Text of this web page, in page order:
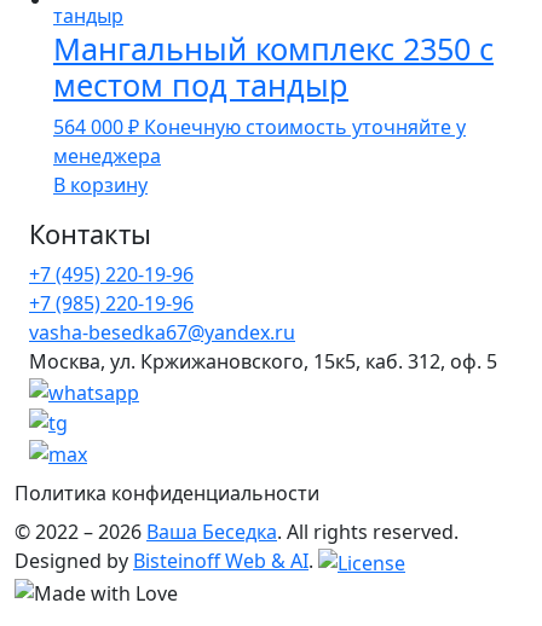
Мангальный комплекс 2350 с
местом под тандыр
564 000₽ Конечную стоимость уточняйте у
менеджера
В корзину
Контакты
+7 (495) 220-19-96
+7 (985) 220-19-96
vasha-besedka67@yandex.ru
Москва, ул. Кржижановского, 15к5, каб. 312, оф. 5
Политика конфиденциальности
© 2022 – 2026 Ваша Беседка. All rights reserved.
Designed by Bisteinoff Web & AI.